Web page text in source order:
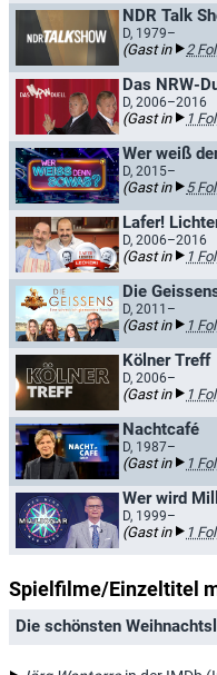
NDR Talk
D, 1979–
(Gast in 2
Das NRW-
D, 2006–2016
(Gast in 1
Wer weiß
D, 2015–
(Gast in 5
Lafer!
D, 2006–2016
(Gast in 1
D, 2011–
(Gast in 1
Kölner Treff
D, 2006–
(Gast in 1
Nachtcafé
D, 1987–
(Gast in 1
Wer wird
D, 1999–
(Gast in 1
Spielfilme/Einzeltitel